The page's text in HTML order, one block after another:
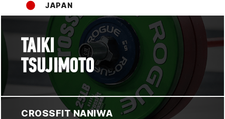
JAPAN
TAIKI
TSUJIMOTO
CROSSFIT NANIWA